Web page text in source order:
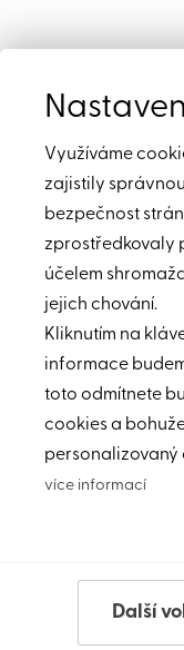
Využíváme
zajistily
bezpečnost
zprostředkovaly
účelem
jejich chování.
Kliknutím na
informace
toto odmítnete
cookies a
personalizovaný
více informací
Další